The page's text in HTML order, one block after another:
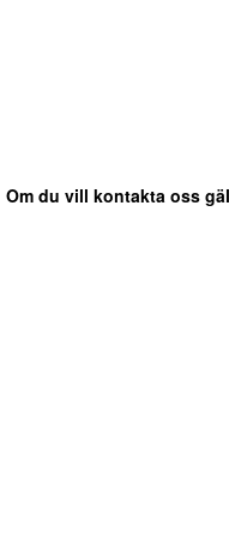
Om du vill kontakta oss